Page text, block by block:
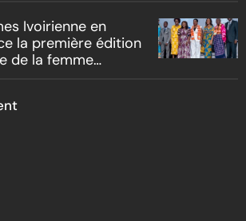
Ivoirienne en
la première édition
de la femme